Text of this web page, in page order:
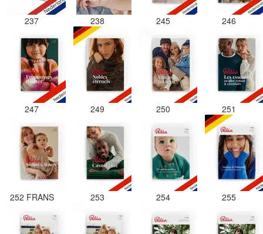
237 238 245 246
247 249 250 251
252 FRANS 253 254 255